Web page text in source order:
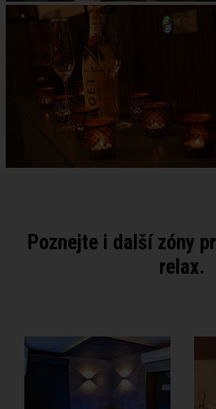
Poznejte i další zóny
relax.